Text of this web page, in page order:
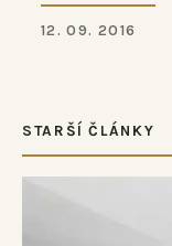
12. 09. 2016
STARŠÍ ČLÁNKY